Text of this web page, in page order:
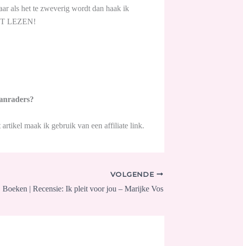
als het te zweverig wordt dan haak ik
LEZEN!
artikel maak ik gebruik van een affiliate link.
VOLGENDE
Boeken | Recensie: Ik pleit voor jou – Marijke Vos